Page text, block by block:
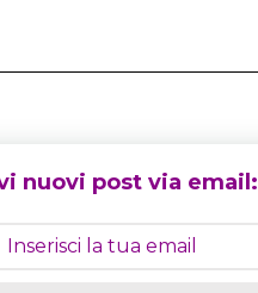
nuovi post via email: